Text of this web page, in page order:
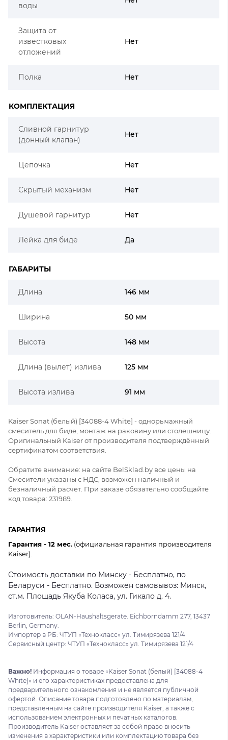
воды
Защита от
известковых
отложений
Нет
Полка Нет
КОМПЛЕКТАЦИЯ
Сливной гарнитур
(донный клапан)
Нет
Цепочка Нет
Скрытый механизм Нет
Душевой гарнитур Нет
Лейка для биде Да
ГАБАРИТЫ
Длина 146 мм
Ширина 50 мм
Высота 148 мм
Длина (вылет) излива 125 мм
Высота излива 91 мм
Kaiser Sonat (белый) [34088-4 White] - однорычажный
смеситель для биде, монтаж на раковину или столешницу.
Оригинальный Kaiser от производителя подтверждённый
сертификатом соответствия.
Обратите внимание: на сайте BelSklad.by все цены на
Смесители указаны с НДС, возможен наличный и
безналичный расчет. При заказе обязательно сообщайте
код товара: 231989.
ГАРАНТИЯ
Гарантия - 12 мес. (официальная гарантия производителя
Kaiser).
Стоимость доставки по Минску - Бесплатно, по
Беларуси - Бесплатно. Возможен самовывоз: Минск,
ст.м. Площадь Якуба Коласа, ул. Гикало д. 4.
Изготовитель: OLAN-Haushaltsgerate. Eichborndamm 277, 13437
Berlin, Germany.
Импортер в РБ: ЧТУП «Технокласс» ул. Тимирязева 121/4
Сервисный центр: ЧТУП «Технокласс» ул. Тимирязева 121/4
Важно! Информация о товаре «Kaiser Sonat (белый) [34088-4
White]» и его характеристиках предоставлена для
предварительного ознакомления и не является публичной
офертой. Описание товара подготовлено по материалам,
представленным на сайте производителя Kaiser, а также с
использованием электронных и печатных каталогов.
Производитель Kaiser оставляет за собой право вносить
изменения в характеристики или комплектацию товара без